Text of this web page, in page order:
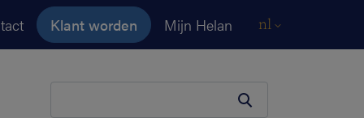
Klant worden Mijn Helan nl